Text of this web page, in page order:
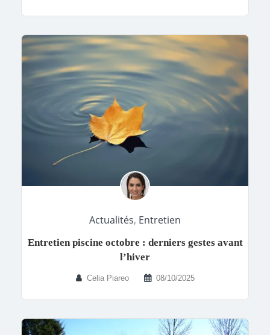
Actualités, Entretien
Entretien piscine octobre : derniers gestes avant
l’hiver
Celia Piareo 08/10/2025